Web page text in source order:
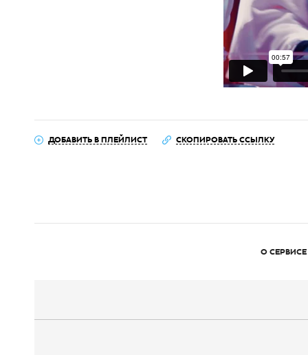
ДОБАВИТЬ В ПЛЕЙЛИСТ СКОПИРОВАТЬ ССЫЛКУ
О СЕРВИСЕ